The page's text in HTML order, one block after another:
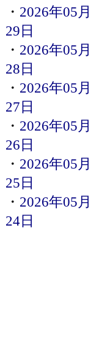
・ 2026年05月
29日
・ 2026年05月
28日
・ 2026年05月
27日
・ 2026年05月
26日
・ 2026年05月
25日
・ 2026年05月
24日